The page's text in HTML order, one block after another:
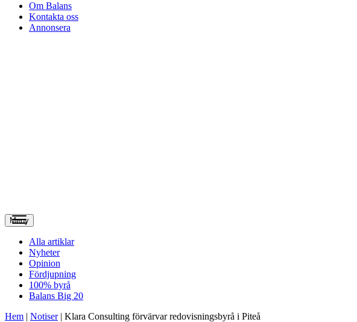
Om Balans
Kontakta oss
Annonsera
Meny
Alla artiklar
Nyheter
Opinion
Fördjupning
100% byrå
Balans Big 20
Hem | Notiser| Klara Consulting förvärvar redovisningsbyrå i Piteå